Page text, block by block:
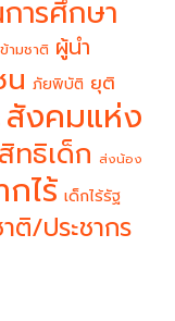
ารศึกษา
ามชาติ ผู้นำ
ภัยพิบัติ ยุติ
สังคมแห่ง
สิทธิเด็ก ส่งน้อง
ไร้ เด็กไร้รัฐ
ติ/ประชากร